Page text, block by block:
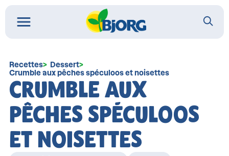
Recettes
Dessert
Crumble aux pêches spéculoos et noisettes
CRUMBLE AUX
PÊCHES SPÉCULOOS
ET NOISETTES